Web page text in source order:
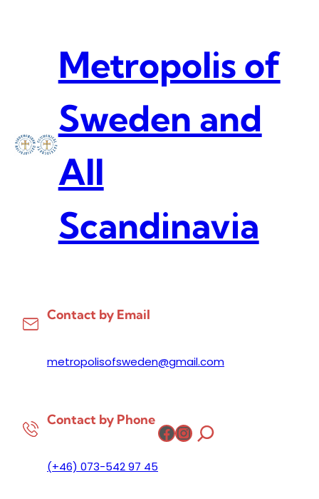
Metropolis of
Sweden and
All
Scandinavia
Contact by Email
metropolisofsweden@gmail.com
Contact by Phone
(+46) 073-542 97 45
Facebook
Instagram